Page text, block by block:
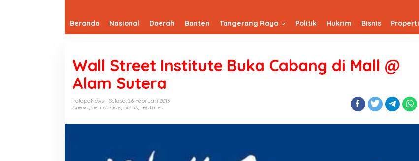
Beranda Nasional Daerah Banten Tangerang Raya Politik Hukrim Bisnis Properti
Wall Street Institute Buka Cabang di Mall @
Alam Sutera
PalapaNews
Selasa, 26 Februari 2013
Aneka, Berita Slide, Bisnis, Featured